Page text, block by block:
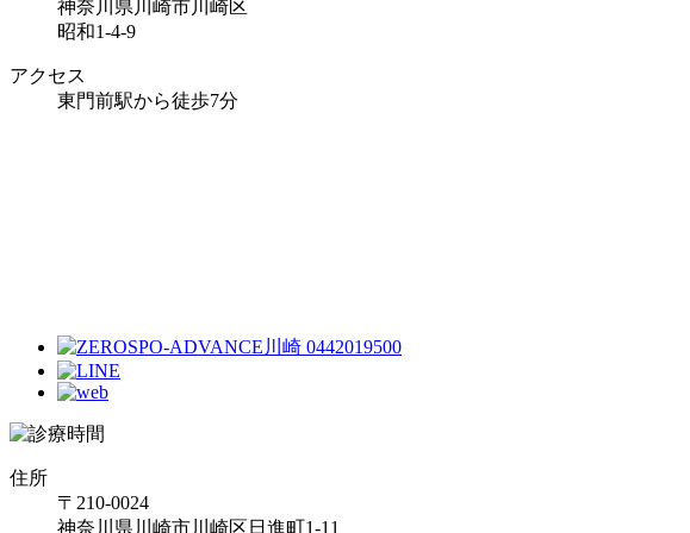
神奈川県川崎市川崎区
昭和1-4-9
アクセス
東門前駅から徒歩7分
住所
〒210-0024
神奈川県川崎市川崎区日進町1-11